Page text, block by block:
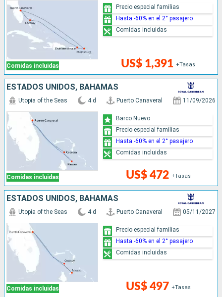
Comidas incluidas US$ 1,391 +Tasas
Precio especial familias
Hasta -60% en el 2° pasajero
Comidas incluidas
ESTADOS UNIDOS, BAHAMAS
Comidas incluidas
Utopia of the Seas 4 d Puerto Canaveral 11/09/2026
US$ 472 +Tasas
Barco Nuevo
Precio especial familias
Hasta -60% en el 2° pasajero
Comidas incluidas
ESTADOS UNIDOS, BAHAMAS
Comidas incluidas
Utopia of the Seas 4 d Puerto Canaveral 05/11/2027
US$ 497 +Tasas
Precio especial familias
Hasta -60% en el 2° pasajero
Comidas incluidas